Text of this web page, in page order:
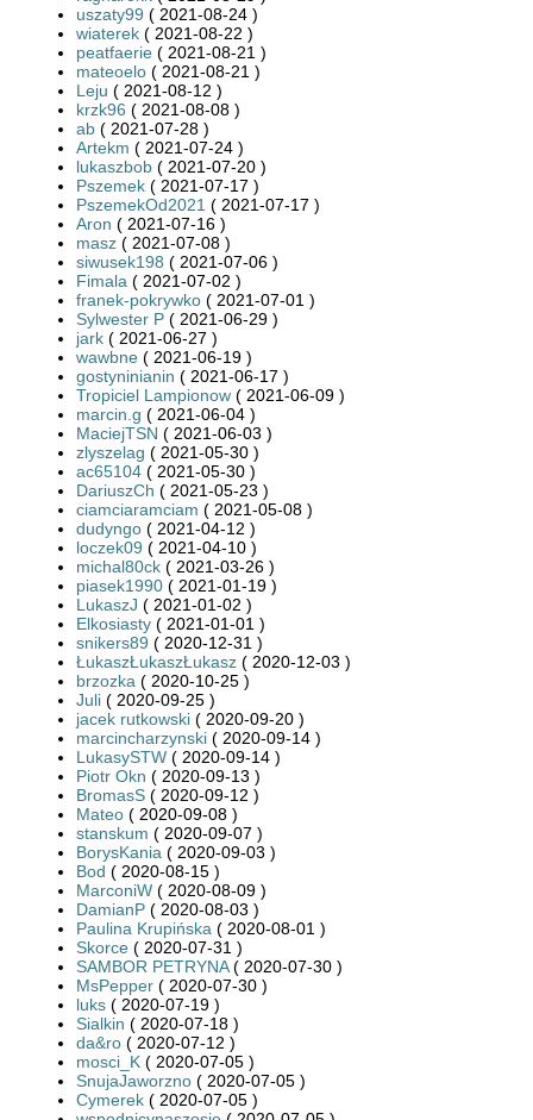
uszaty99 ( 2021-08-24 )
wiaterek ( 2021-08-22 )
peatfaerie ( 2021-08-21 )
mateoelo ( 2021-08-21 )
Leju ( 2021-08-12 )
krzk96 ( 2021-08-08 )
ab ( 2021-07-28 )
Artekm ( 2021-07-24 )
lukaszbob ( 2021-07-20 )
Pszemek ( 2021-07-17 )
PszemekOd2021 ( 2021-07-17 )
Aron ( 2021-07-16 )
masz ( 2021-07-08 )
siwusek198 ( 2021-07-06 )
Fimala ( 2021-07-02 )
franek-pokrywko ( 2021-07-01 )
Sylwester P ( 2021-06-29 )
jark ( 2021-06-27 )
wawbne ( 2021-06-19 )
gostyninianin ( 2021-06-17 )
Tropiciel Lampionow ( 2021-06-09 )
marcin.g ( 2021-06-04 )
MaciejTSN ( 2021-06-03 )
zlyszelag ( 2021-05-30 )
ac65104 ( 2021-05-30 )
DariuszCh ( 2021-05-23 )
ciamciaramciam ( 2021-05-08 )
dudyngo ( 2021-04-12 )
loczek09 ( 2021-04-10 )
michal80ck ( 2021-03-26 )
piasek1990 ( 2021-01-19 )
LukaszJ ( 2021-01-02 )
Elkosiasty ( 2021-01-01 )
snikers89 ( 2020-12-31 )
ŁukaszŁukaszŁukasz ( 2020-12-03 )
brzozka ( 2020-10-25 )
Juli ( 2020-09-25 )
jacek rutkowski ( 2020-09-20 )
marcincharzynski ( 2020-09-14 )
LukasySTW ( 2020-09-14 )
Piotr Okn ( 2020-09-13 )
BromasS ( 2020-09-12 )
Mateo ( 2020-09-08 )
stanskum ( 2020-09-07 )
BorysKania ( 2020-09-03 )
Bod ( 2020-08-15 )
MarconiW ( 2020-08-09 )
DamianP ( 2020-08-03 )
Paulina Krupińska ( 2020-08-01 )
Skorce ( 2020-07-31 )
SAMBOR PETRYNA( 2020-07-30 )
MsPepper ( 2020-07-30 )
luks ( 2020-07-19 )
Sialkin ( 2020-07-18 )
da&ro ( 2020-07-12 )
mosci_K ( 2020-07-05 )
SnujaJaworzno ( 2020-07-05 )
Cymerek ( 2020-07-05 )